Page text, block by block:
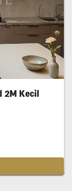
2M Kecil